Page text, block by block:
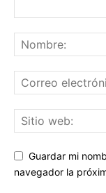
Guardar mi
navegador la